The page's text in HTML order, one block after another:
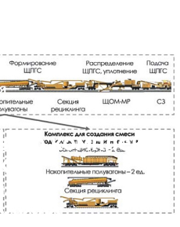
комплекса